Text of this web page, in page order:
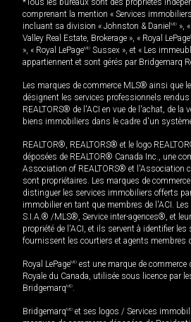
*Tous les bureaux sont des propriétés
comprenant la mention « Services
incluant sa division « Johnston & Daniel MD »,
Valley Real Estate, Brokerage », « Royal LePage
», « Royal LePageMD Sussex », et « Les
appartiennent et sont gérés par Bridgemarq
Les marques de commerce MLS® ainsi que
désignent les services professionnels
REALTORS® de l'ACI en vue de l'achat, de la
biens immobiliers dans le cadre d'un
REALTOR®, REALTORS® et le logo
déposées de REALTOR® Canada Inc., une
Association of REALTORS® et l'Association
sont propriétaires. Les marques de
distinguer les services immobiliers offerts
immobilier en tant que membres de l'ACI.
S.I.A.® /MLS®, Service inter-agences®, et
propriété de l'ACI, et ils servent à identifier
fournissent les courtiers et agents membres
Royal LePageMD est une marque de commerce
Royale du Canada, utilisée sous licence par
BridgemarqMD.
BridgemarqMD et ses logos / Services